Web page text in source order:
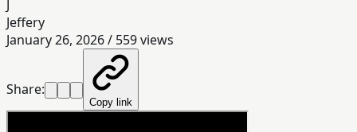
J
Jeffery
January 26, 2026/ 559views
Share:
Copy link